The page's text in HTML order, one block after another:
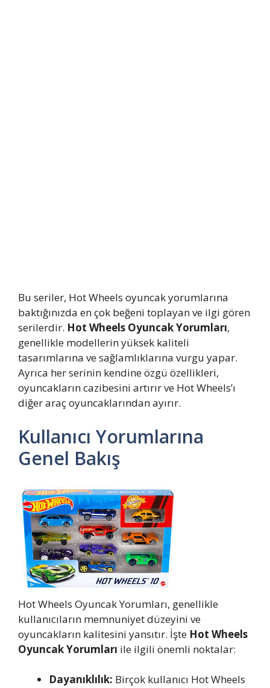
Bu seriler, Hot Wheels oyuncak yorumlarına
baktığınızda en çok beğeni toplayan ve ilgi gören
serilerdir. Hot Wheels Oyuncak Yorumları,
genellikle modellerin yüksek kaliteli
tasarımlarına ve sağlamlıklarına vurgu yapar.
Ayrıca her serinin kendine özgü özellikleri,
oyuncakların cazibesini artırır ve Hot Wheels’ı
diğer araç oyuncaklarından ayırır.
Kullanıcı Yorumlarına
Genel Bakış
Hot Wheels Oyuncak Yorumları, genellikle
kullanıcıların memnuniyet düzeyini ve
oyuncakların kalitesini yansıtır. İşte Hot Wheels
Oyuncak Yorumları ile ilgili önemli noktalar:
Dayanıklılık: Birçok kullanıcı Hot Wheels